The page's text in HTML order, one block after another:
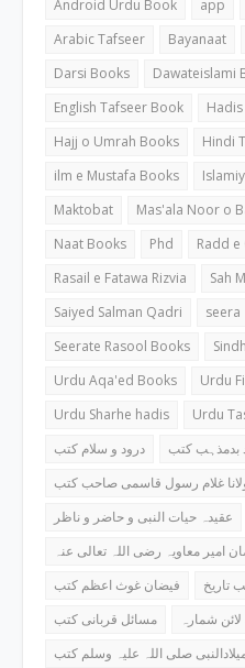
Android Urdu Book app
Arabic Tafseer
Bayanaat
Darsi Books
Dawateislami
English Tafseer Book
Hajj o Umrah Books
Hindi
ilm e Mustafa Books
Maktobat
Mas'ala Noor o
Naat Books
Phd
Radd
Rasail e Fatawa Rizvia
Sah
Saiyed Salman Qadri
seera
Seerate Rasool Books
Urdu Aqa'ed Books
Urdu
Urdu Sharhe hadis
Urdu
درود و سلام کتب
بدمذہب کتب
غلام رسول قاسمی صاحب کتب
عقیدہ حیات النبی و حاضر و ناظر
امیر معاویہ رضی اللہ تعالی عنہ
فیضان غوث اعظم کتب
تاریخ
مسائل قربانی کتب
شمارہ
صلی اللہ علیہ وسلم کتب